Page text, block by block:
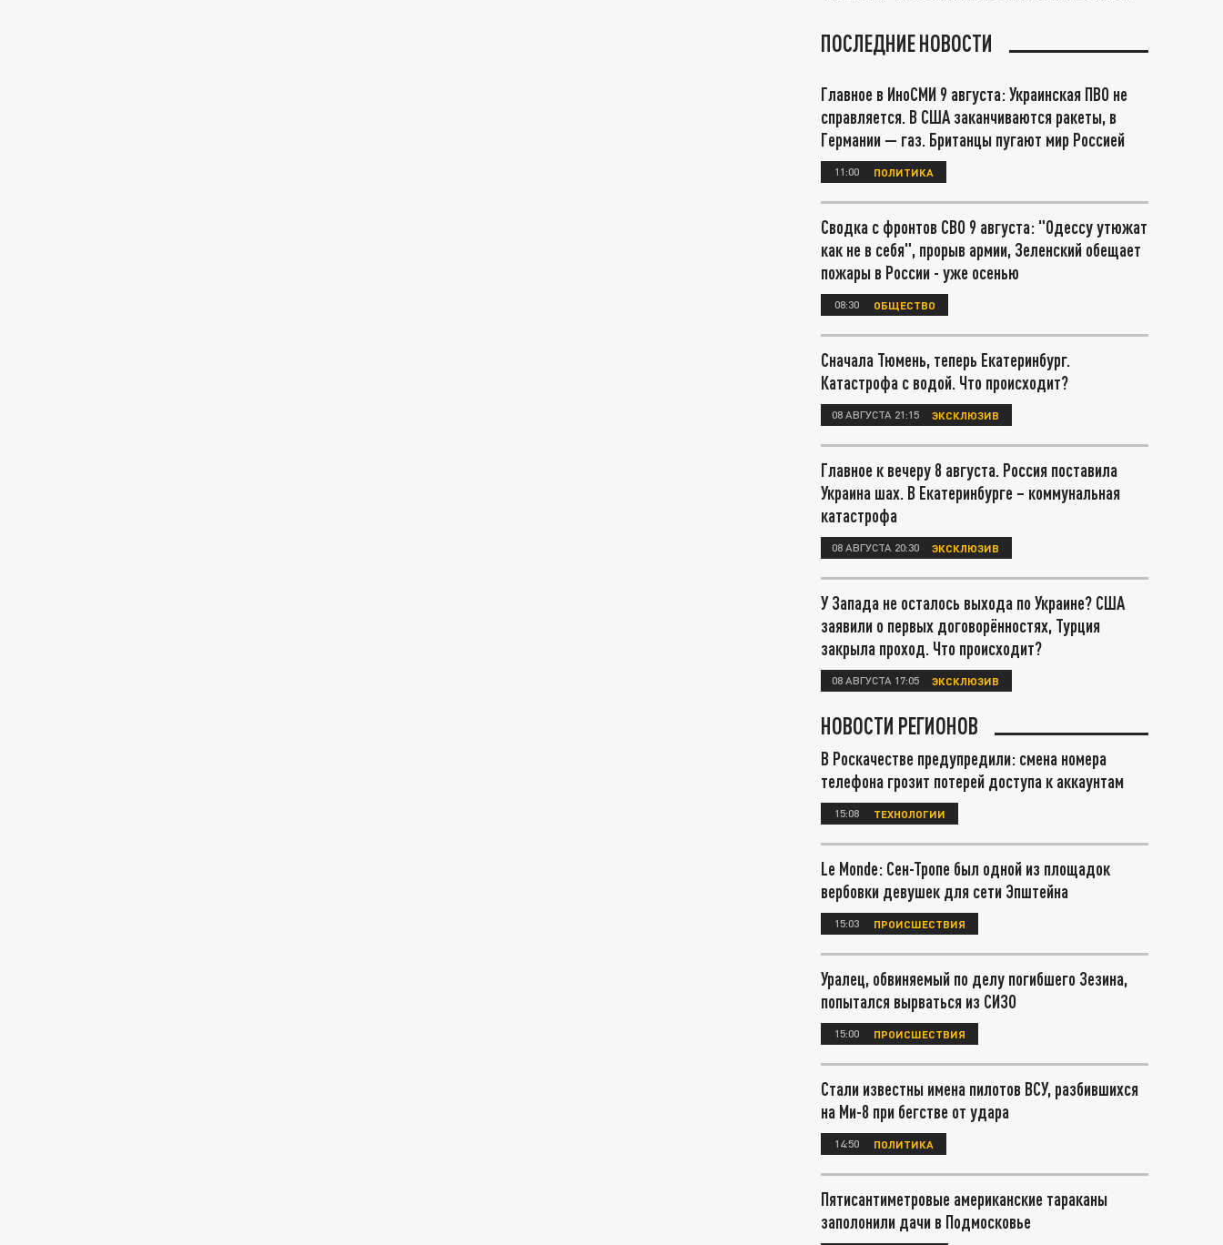
ПОСЛЕДНИЕ НОВОСТИ
Главное в ИноСМИ 9 августа: Украинская ПВО не
справляется. В США заканчиваются ракеты, в
Германии — газ. Британцы пугают мир Россией
11:00 ПОЛИТИКА
Сводка с фронтов СВО 9 августа: "Одессу утюжат
как не в себя", прорыв армии, Зеленский обещает
пожары в России - уже осенью
08:30 ОБЩЕСТВО
Сначала Тюмень, теперь Екатеринбург.
Катастрофа с водой. Что происходит?
08 АВГУСТА 21:15 ЭКСКЛЮЗИВ
Главное к вечеру 8 августа. Россия поставила
Украина шах. В Екатеринбурге – коммунальная
катастрофа
08 АВГУСТА 20:30 ЭКСКЛЮЗИВ
У Запада не осталось выхода по Украине? США
заявили о первых договорённостях, Турция
закрыла проход. Что происходит?
08 АВГУСТА 17:05 ЭКСКЛЮЗИВ
НОВОСТИ РЕГИОНОВ
В Роскачестве предупредили: смена номера
телефона грозит потерей доступа к аккаунтам
15:08 ТЕХНОЛОГИИ
Le Monde: Сен-Тропе был одной из площадок
вербовки девушек для сети Эпштейна
15:03 ПРОИСШЕСТВИЯ
Уралец, обвиняемый по делу погибшего Зезина,
попытался вырваться из СИЗО
15:00 ПРОИСШЕСТВИЯ
Стали известны имена пилотов ВСУ, разбившихся
на Ми-8 при бегстве от удара
14:50 ПОЛИТИКА
Пятисантиметровые американские тараканы
заполонили дачи в Подмосковье